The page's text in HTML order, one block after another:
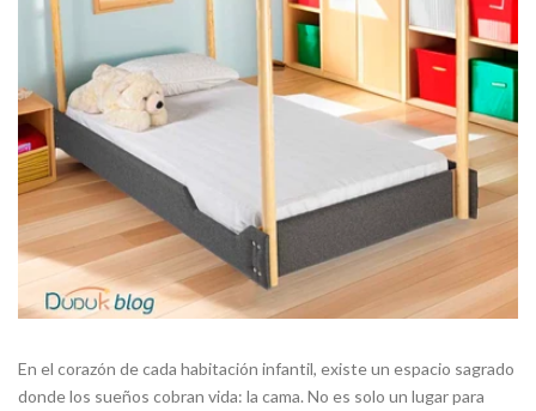
En el corazón de cada habitación infantil, existe un espacio sagrado
donde los sueños cobran vida: la cama. No es solo un lugar para